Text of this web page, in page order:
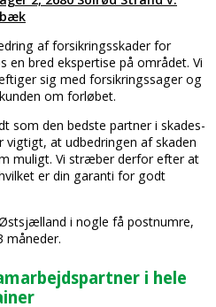
af forsikringsskader for
en bred ekspertise på området. Vi
sig med forsikringssager og
om forløbet.
som den bedste partner i skades-
at udbedringen af skaden
muligt. Vi stræber derfor efter at
er din garanti for godt
i nogle få postnumre,
måneder.
i hele